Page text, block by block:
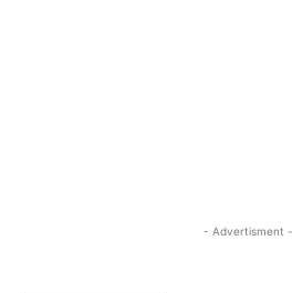
- Advertisment -